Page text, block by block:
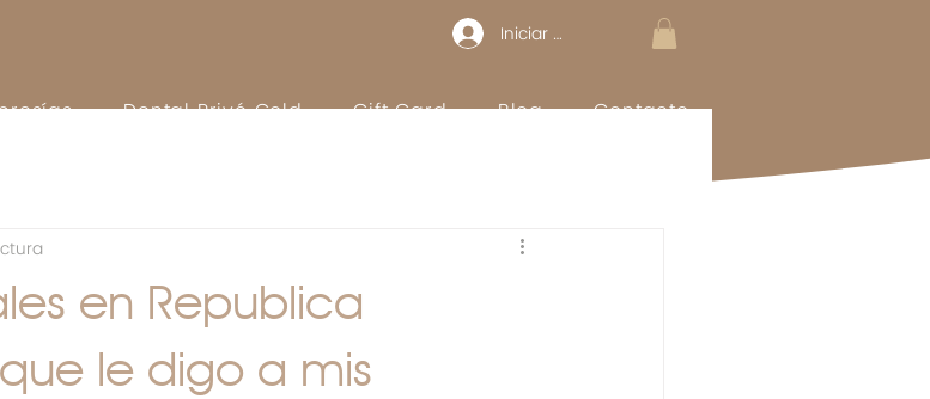
Iniciar sesión
Dental Privé Gold Gift Card Blog Contacto
en Republica
le digo a mis